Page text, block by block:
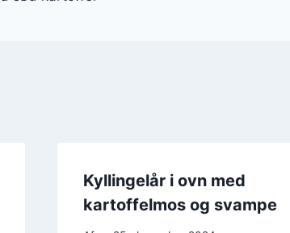
Kyllingelår i ovn med
kartoffelmos og svampe